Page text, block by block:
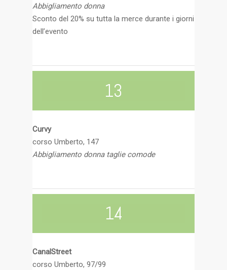
Abbigliamento donna
Sconto del 20% su tutta la merce durante i giorni
dell’evento
13
Curvy
corso Umberto, 147
Abbigliamento donna taglie comode
14
CanalStreet
corso Umberto, 97/99